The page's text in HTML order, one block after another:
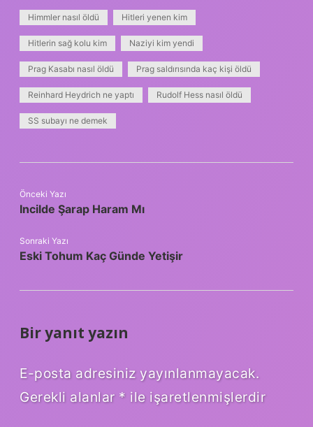
Himmler nasıl öldü Hitleri yenen kim
Hitlerin sağ kolu kim Naziyi kim yendi
Prag Kasabı nasıl öldü Prag saldırısında kaç kişi öldü
Reinhard Heydrich ne yaptı Rudolf Hess nasıl öldü
SS subayı ne demek
Önceki Yazı
Incilde Şarap Haram Mı
Sonraki Yazı
Eski Tohum Kaç Günde Yetişir
Bir yanıt yazın
E-posta adresiniz yayınlanmayacak.
Gerekli alanlar * ile işaretlenmişlerdir